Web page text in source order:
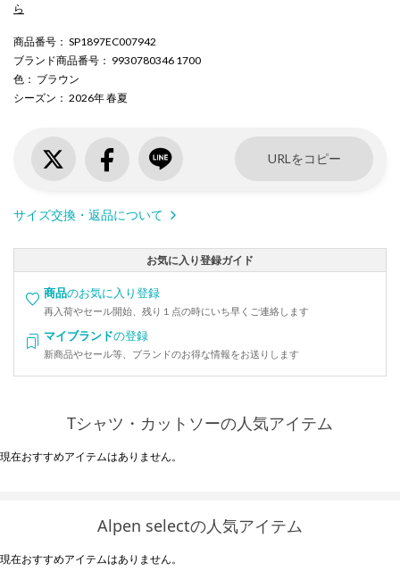
ら
商品番号 ： SP1897EC007942
ブランド商品番号 ： 9930780346 1700
色 ： ブラウン
シーズン ： 2026年 春夏
URLをコピー
サイズ交換・返品について
お気に入り登録ガイド
商品のお気に入り登録
再入荷やセール開始、残り１点の時にいち早くご連絡します
マイブランドの登録
新商品やセール等、ブランドのお得な情報をお送りします
Tシャツ・カットソーの人気アイテム
現在おすすめアイテムはありません。
Alpen selectの人気アイテム
現在おすすめアイテムはありません。